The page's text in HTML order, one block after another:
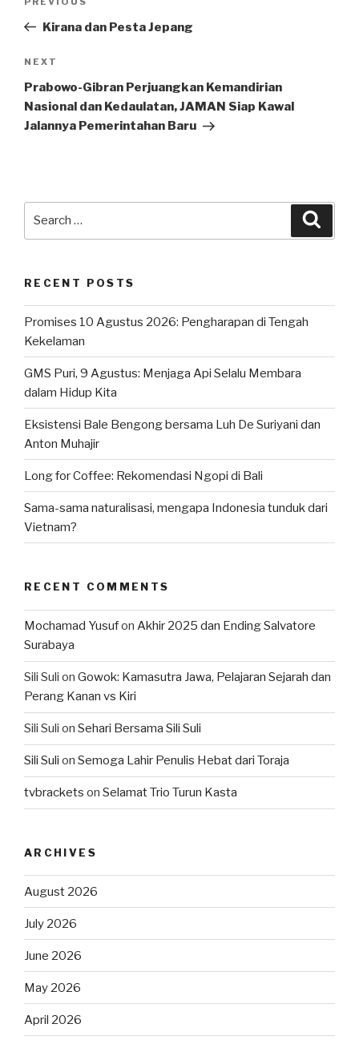
PostKirana dan Pesta Jepang
Next
Post
NEXT
Prabowo-Gibran Perjuangkan Kemandirian
Nasional dan Kedaulatan, JAMAN Siap Kawal
Jalannya Pemerintahan Baru
RECENT POSTS
Promises 10 Agustus 2026: Pengharapan di Tengah
Kekelaman
GMS Puri, 9 Agustus: Menjaga Api Selalu Membara
dalam Hidup Kita
Eksistensi Bale Bengong bersama Luh De Suriyani dan
Anton Muhajir
Long for Coffee: Rekomendasi Ngopi di Bali
Sama-sama naturalisasi, mengapa Indonesia tunduk dari
Vietnam?
RECENT COMMENTS
Mochamad Yusufon Akhir 2025 dan Ending Salvatore
Surabaya
Sili Suli on Gowok: Kamasutra Jawa, Pelajaran Sejarah dan
Perang Kanan vs Kiri
Sili Suli on Sehari Bersama Sili Suli
Sili Suli on Semoga Lahir Penulis Hebat dari Toraja
tvbrackets on Selamat Trio Turun Kasta
ARCHIVES
August 2026
July 2026
June 2026
May 2026
April 2026